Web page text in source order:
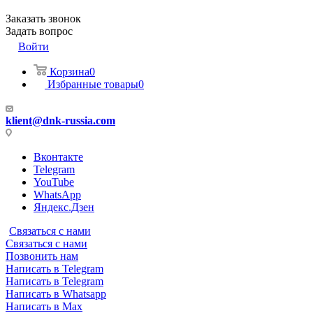
Заказать звонок
Задать вопрос
Войти
Корзина0
Избранные товары0
klient@dnk-russia.com
Вконтакте
Telegram
YouTube
WhatsApp
Яндекс.Дзен
Связаться с нами
Связаться с нами
Позвонить нам
Написать в Telegram
Написать в Telegram
Написать в Whatsapp
Написать в Max